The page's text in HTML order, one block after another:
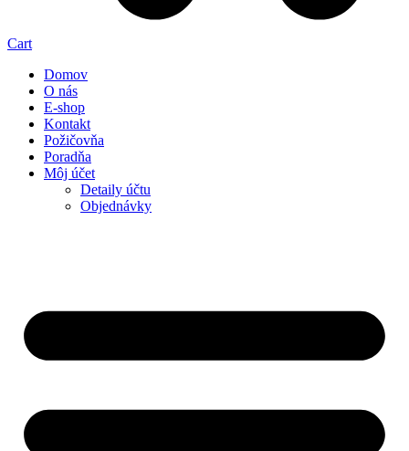
Cart
Domov
O nás
E-shop
Kontakt
Požičovňa
Poradňa
Môj účet
Detaily účtu
Objednávky